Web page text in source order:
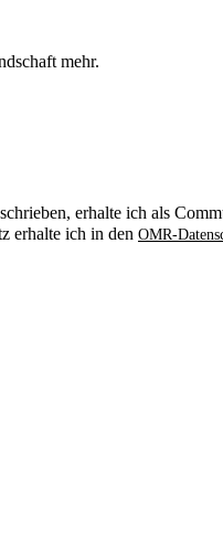
mehr.
erhalte ich als
erhalte ich in den OMR-